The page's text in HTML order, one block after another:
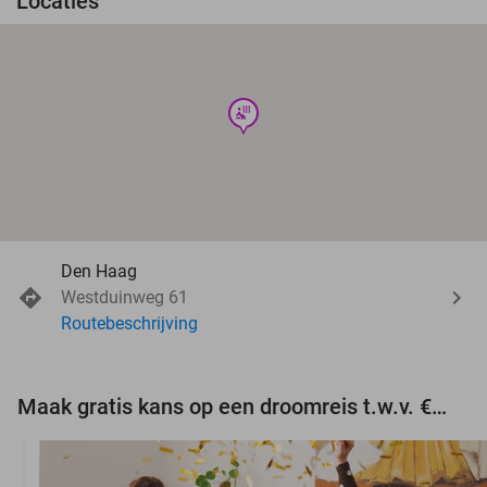
wellness
Den Haag
Westduinweg 61
Routebeschrijving
Maak gratis kans op een droomreis t.w.v. €3.000!